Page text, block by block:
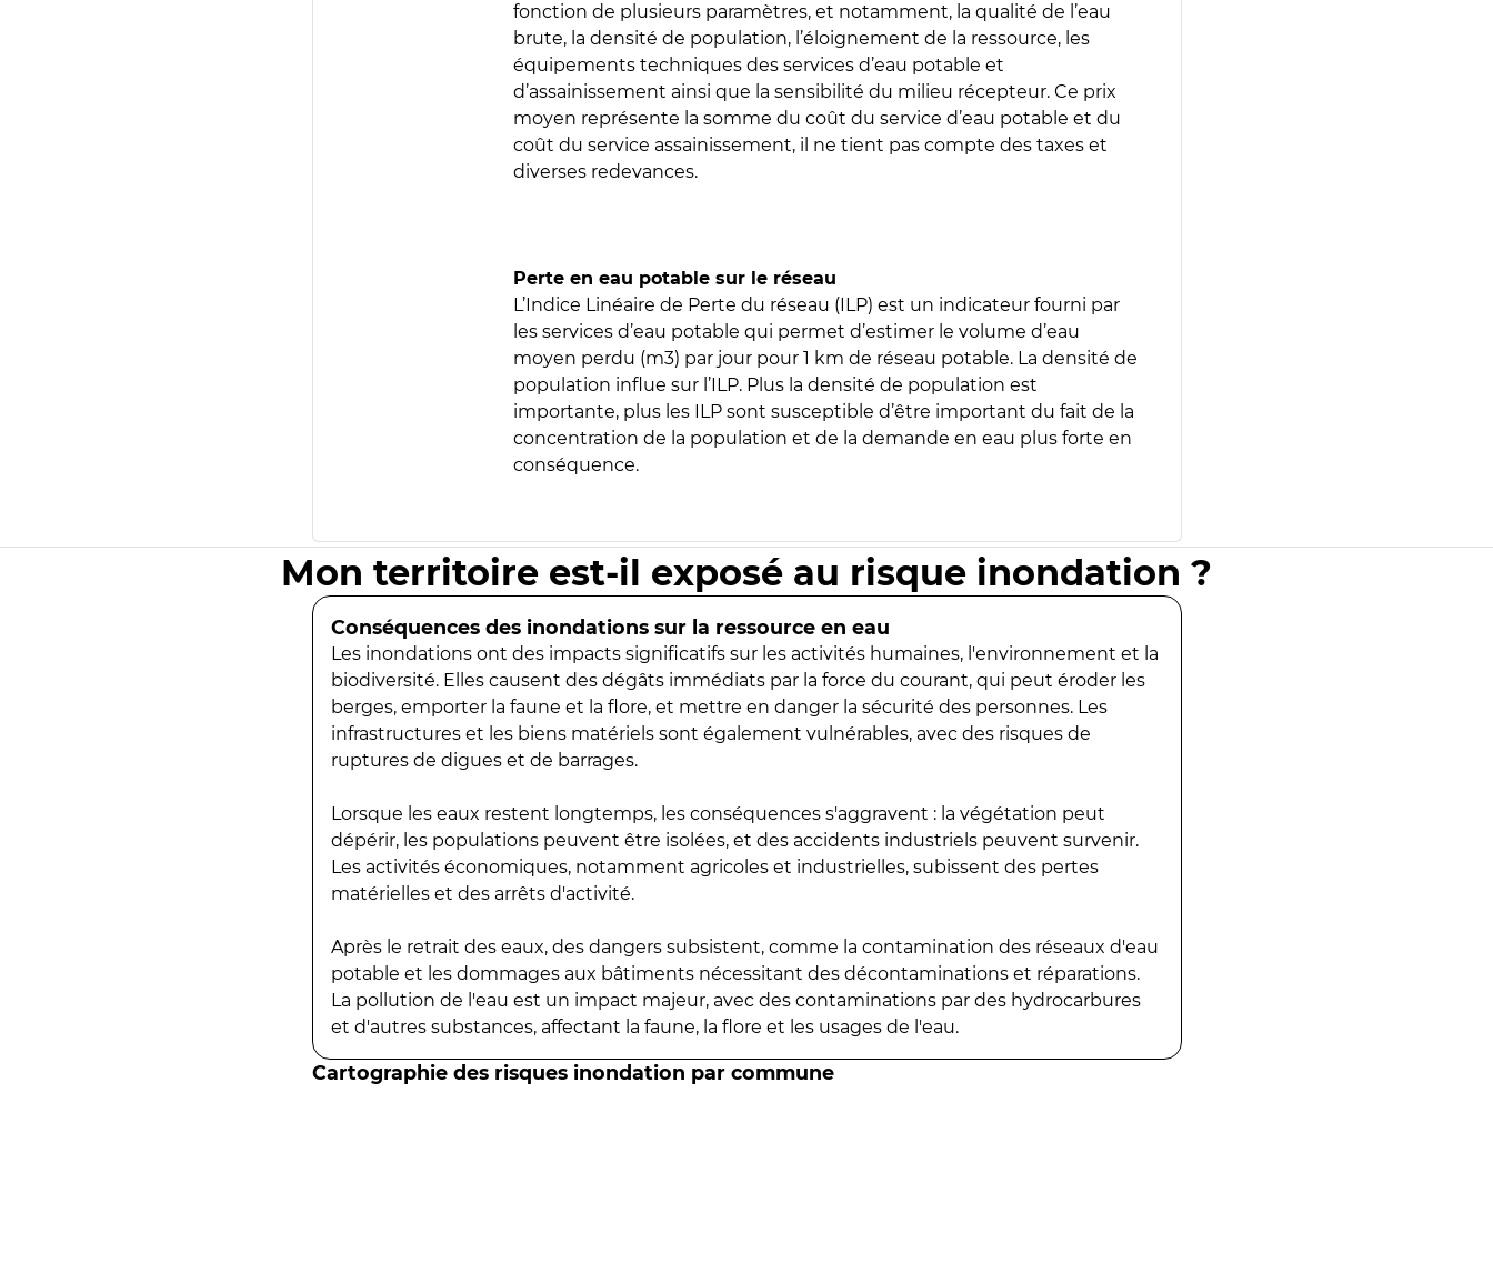
fonction de plusieurs paramètres, et notamment, la qualité de l’eau
brute, la densité de population, l’éloignement de la ressource, les
équipements techniques des services d’eau potable et
d’assainissement ainsi que la sensibilité du milieu récepteur. Ce prix
moyen représente la somme du coût du service d’eau potable et du
coût du service assainissement, il ne tient pas compte des taxes et
diverses redevances.
Perte en eau potable sur le réseau
L’Indice Linéaire de Perte du réseau (ILP) est un indicateur fourni par
les services d’eau potable qui permet d’estimer le volume d’eau
moyen perdu (m3) par jour pour 1 km de réseau potable. La densité de
population influe sur l’ILP. Plus la densité de population est
importante, plus les ILP sont susceptible d’être important du fait de la
concentration de la population et de la demande en eau plus forte en
conséquence.
Mon territoire est-il exposé au risque inondation ?
Conséquences des inondations sur la ressource en eau
Les inondations ont des impacts significatifs sur les activités humaines, l'environnement et la
biodiversité. Elles causent des dégâts immédiats par la force du courant, qui peut éroder les
berges, emporter la faune et la flore, et mettre en danger la sécurité des personnes. Les
infrastructures et les biens matériels sont également vulnérables, avec des risques de
ruptures de digues et de barrages.
Lorsque les eaux restent longtemps, les conséquences s'aggravent : la végétation peut
dépérir, les populations peuvent être isolées, et des accidents industriels peuvent survenir.
Les activités économiques, notamment agricoles et industrielles, subissent des pertes
matérielles et des arrêts d'activité.
Après le retrait des eaux, des dangers subsistent, comme la contamination des réseaux d'eau
potable et les dommages aux bâtiments nécessitant des décontaminations et réparations.
La pollution de l'eau est un impact majeur, avec des contaminations par des hydrocarbures
et d'autres substances, affectant la faune, la flore et les usages de l'eau.
Cartographie des risques inondation par commune